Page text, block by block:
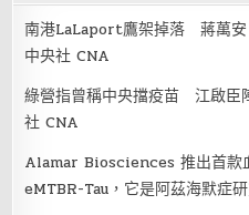
南港LaLaport鷹架掉落 蔣萬安
中央社 CNA
綠營指曾稱中央擋疫苗 江啟臣
社 CNA
Alamar Biosciences 推出首款
eMTBR-Tau，它是阿茲海默症